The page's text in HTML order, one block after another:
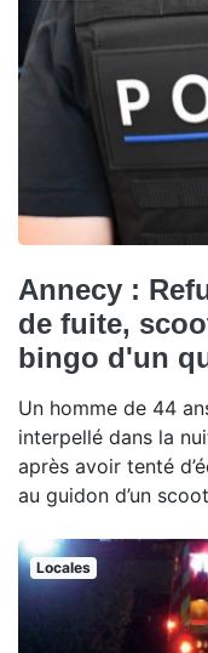
Annecy :
de fuite,
bingo d'un
Un homme de 44
interpellé dans la
après avoir tenté
au guidon d’un
Locales